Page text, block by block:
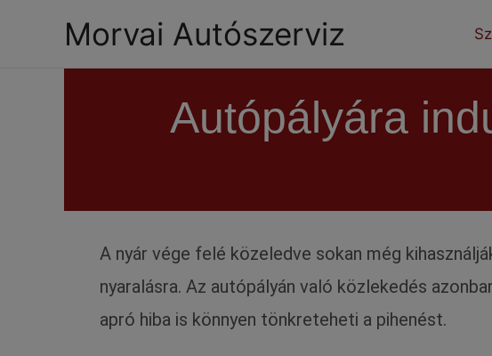
Morvai Autószerviz
Autópályára
A nyár vége felé közeledve sokan még
nyaralásra. Az autópályán való közlekedés
apró hiba is könnyen tönkreteheti a pihenést.